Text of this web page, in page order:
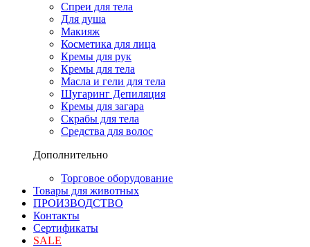
Спреи для тела
Для душа
Макияж
Косметика для лица
Кремы для рук
Кремы для тела
Масла и гели для тела
Шугаринг Депиляция
Кремы для загара
Скрабы для тела
Средства для волос
Дополнительно
Торговое оборудование
Товары для животных
ПРОИЗВОДСТВО
Контакты
Сертификаты
SALE